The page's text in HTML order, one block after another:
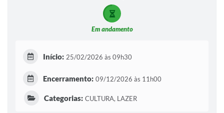
Em andamento
Início: 25/02/2026 às 09h30
Encerramento: 09/12/2026 às 11h00
Categorias: CULTURA, LAZER